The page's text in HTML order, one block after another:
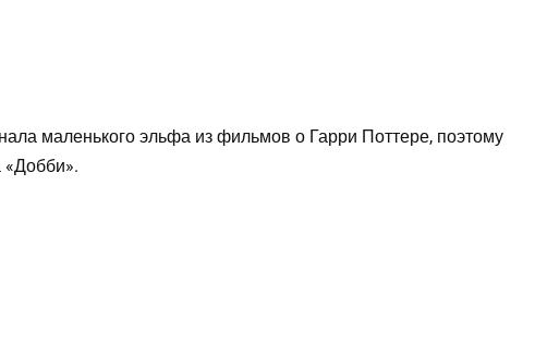
маленького эльфа из фильмов о Гарри Поттере, поэтому